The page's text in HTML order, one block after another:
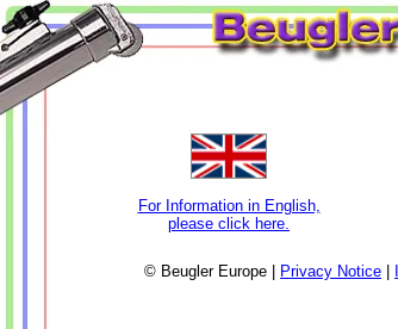
For Information in English,
please click here.
© Beugler Europe | Privacy Notice